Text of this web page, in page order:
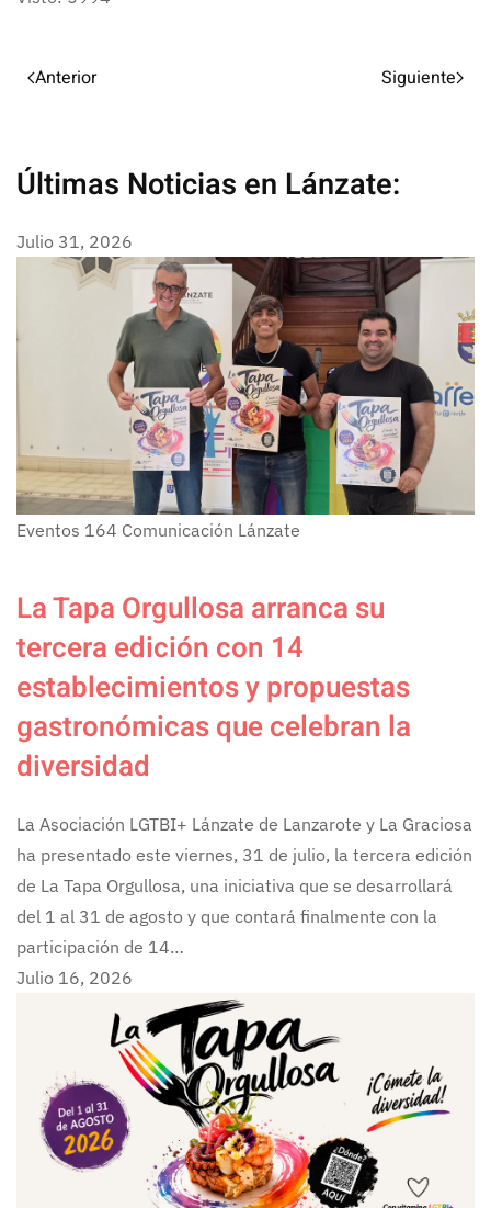
Anterior Siguiente
Últimas Noticias en Lánzate:
Julio 31, 2026
Eventos 164 Comunicación Lánzate
La Tapa Orgullosa arranca su
tercera edición con 14
establecimientos y propuestas
gastronómicas que celebran la
diversidad
La Asociación LGTBI+ Lánzate de Lanzarote y La Graciosa
ha presentado este viernes, 31 de julio, la tercera edición
de La Tapa Orgullosa, una iniciativa que se desarrollará
del 1 al 31 de agosto y que contará finalmente con la
participación de 14…
Julio 16, 2026